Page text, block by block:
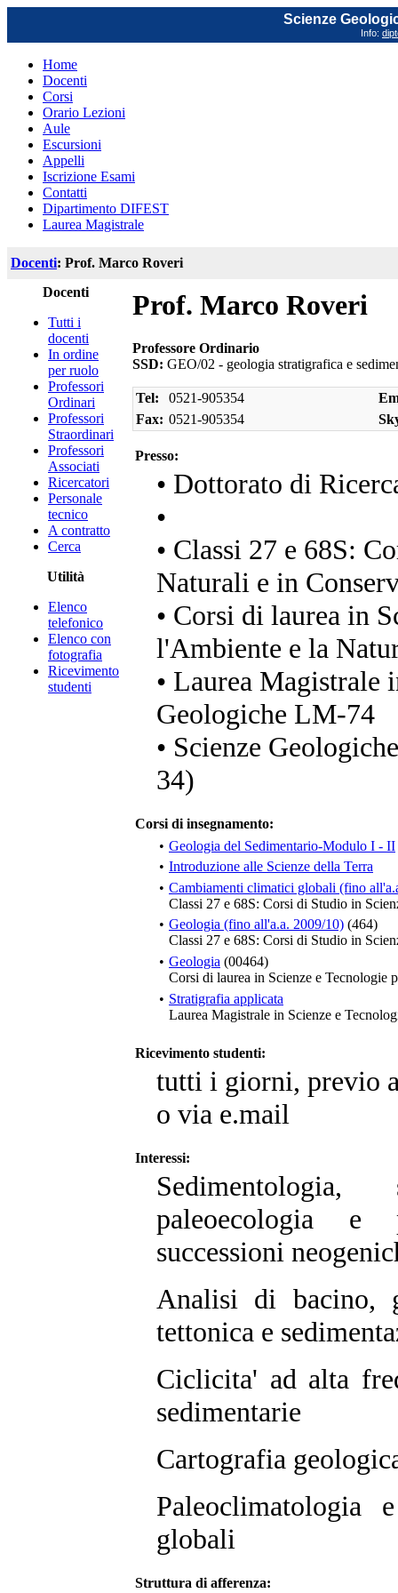
Scienze
Info:
Home
Docenti
Corsi
Orario Lezioni
Aule
Escursioni
Appelli
Iscrizione Esami
Contatti
Dipartimento DIFEST
Laurea Magistrale
Docenti: Prof. Marco Roveri
Docenti
Tutti i
docenti
In ordine
per ruolo
Professori
Ordinari
Professori
Straordinari
Professori
Associati
Ricercatori
Personale
tecnico
A contratto
Cerca
Utilità
Elenco
telefonico
Elenco con
fotografia
Ricevimento
studenti
Prof. Marco Roveri
Professore Ordinario
SSD: GEO/02 - geologia stratigrafica e
Tel: 0521-905354
Fax: 0521-905354
Presso:
• Dottorato di
•
• Classi 27 e 68S:
Naturali e in
• Corsi di laurea in
l'Ambiente e la
• Laurea Magistrale
Geologiche LM-74
• Scienze
34)
Corsi di insegnamento:
• Geologia del Sedimentario-Modulo I - II
• Introduzione alle Scienze della Terra
• Cambiamenti climatici globali (fino
Classi 27 e 68S: Corsi di Studio in
• Geologia (fino all'a.a. 2009/10) (464)
Classi 27 e 68S: Corsi di Studio in
• Geologia (00464)
Corsi di laurea in Scienze e
• Stratigrafia applicata
Laurea Magistrale in Scienze e
Ricevimento studenti:
tutti i giorni, previo
o via e.mail
Interessi:
Sedimentologia,
paleoecologia e
successioni
Analisi di bacino,
tettonica e
Ciclicita' ad alta
sedimentarie
Cartografia
Paleoclimatologia
globali
Struttura di afferenza: